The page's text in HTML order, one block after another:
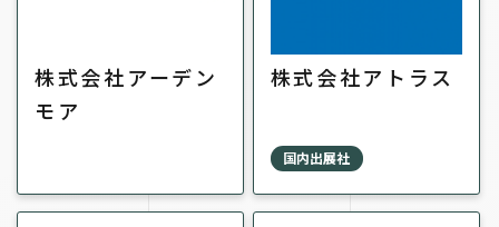
株式会社アーデン
モア
株式会社アトラス
国内出展社